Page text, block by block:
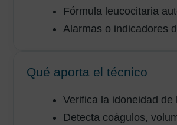
Fórmula leucocitaria
Alarmas o indicadores
Qué aporta el técnico
Verifica la idoneidad de
Detecta coágulos,